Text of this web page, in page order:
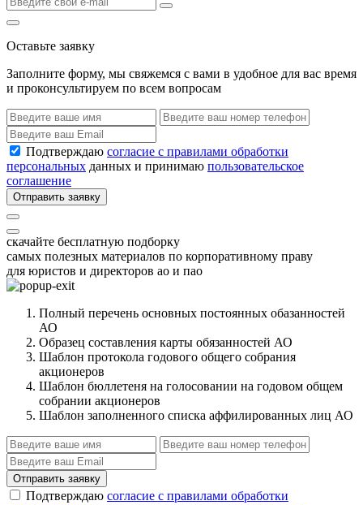
Оставьте заявку
Заполните форму, мы свяжемся с вами в удобное для вас время
и проконсультируем по всем вопросам
Подтверждаю согласие с правилами обработки
персональных данных и принимаю пользовательское
соглашение
Отправить заявку
скачайте бесплатную подборку
самых полезных материалов по корпоративному праву
для юристов и директоров ао и пао
Полный перечень основных постоянных обазанностей
АО
Образец составления карты обязанностей АО
Шаблон протокола годового общего собрания
акционеров
Шаблон бюллетеня на голосовании на годовом общем
собрании акционеров
Шаблон заполненного списка аффилированных лиц АО
Отправить заявку
Подтверждаю согласие с правилами обработки